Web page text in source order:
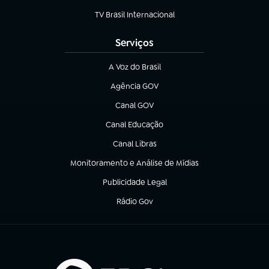
TV Brasil Internacional
(abre em nova aba)
Serviços
A Voz do Brasil
(abre em nova aba)
Agência GOV
(abre em nova aba)
Canal GOV
(abre em nova aba)
Canal Educação
(abre em nova aba)
Canal Libras
(abre em nova aba)
Monitoramento e Análise de Mídias
(abre em nova aba)
Publicidade Legal
(abre em nova aba)
Rádio Gov
(abre em nova aba)